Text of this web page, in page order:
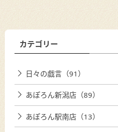
カテゴリー
日々の戯言（91）
あぽろん新潟店（89）
あぽろん駅南店（13）